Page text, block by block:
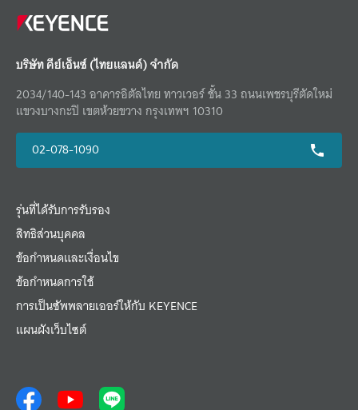
บริษัท คีย์เอ็นซ์ (ไทยแลนด์) จำกัด
2034/140-143 อาคารอิตัลไทย ทาวเวอร์ ชั้น 33 ถนนเพชรบุรีตัดใหม่
แขวงบางกะปิ เขตห้วยขวาง กรุงเทพฯ 10310
02-078-1090
รุ่นที่ได้รับการรับรอง
สิทธิส่วนบุคคล
ข้อกำหนดและเงื่อนไข
ข้อกำหนดการใช้
การเป็นซัพพลายเออร์ให้กับ KEYENCE
แผนผังเว็บไซต์